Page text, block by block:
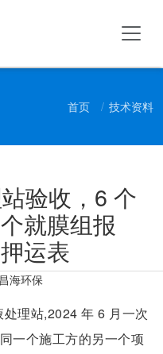
首页 技术资料
验收，6 个
就膜组报
运表
海环保
理站,2024 年 6 月一次
一个施工方的另一个项